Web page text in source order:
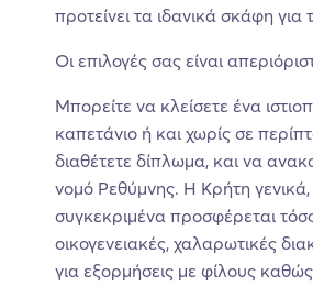
προτείνει τα ιδανικά σκάφη για
Οι επιλογές σας είναι
Μπορείτε να κλείσετε ένα
καπετάνιο ή και χωρίς σε
διαθέτετε δίπλωμα, και να
νομό Ρεθύμνης. Η Κρήτη
συγκεκριμένα προσφέρεται
οικογενειακές, χαλαρωτικές
για εξορμήσεις με φίλους